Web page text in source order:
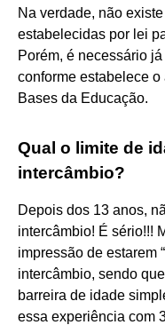
Na verdade, não
estabelecidas por lei
Porém, é necessário
conforme estabelece
Bases da Educação.
Qual o limite de
intercâmbio?
Depois dos 13 anos,
intercâmbio! É sério!!!
impressão de estarem
intercâmbio, sendo
barreira de idade
essa experiência com